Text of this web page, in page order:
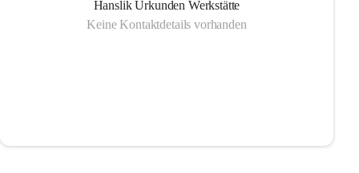
Hanslik Urkunden Werkstätte
Keine Kontaktdetails vorhanden